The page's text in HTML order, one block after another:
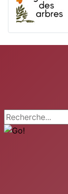
Recherche